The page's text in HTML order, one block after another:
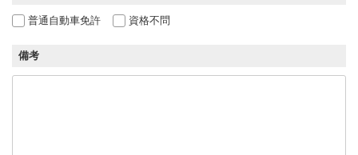
普通自動車免許 資格不問
備考